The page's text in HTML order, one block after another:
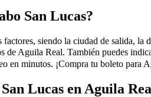
San Lucas?
siendo la ciudad de salida,
de Aguila Real. También puedes
en minutos. ¡Compra tu boleto para
Lucas en Aguila